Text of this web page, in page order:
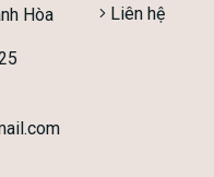
Hòa
Liên hệ